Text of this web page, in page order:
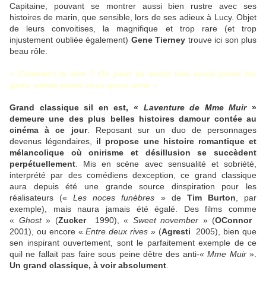
Capitaine, pouvant se montrer aussi bien rustre avec ses
histoires de marin, que sensible, lors de ses adieux à Lucy. Objet
de leurs convoitises, la magnifique et trop rare (et trop
injustement oubliée également) Gene Tierney trouve ici son plus
beau rôle.
« Comment te dire ? On peut se sentir très seule parmi les
gens, même parmi ceux quon aime »
Grand classique sil en est, « Laventure de Mme Muir»
demeure une des plus belles histoires damour contée au
cinéma à ce jour. Reposant sur un duo de personnages
devenus légendaires, il propose une histoire romantique et
mélancolique où onirisme et désillusion se succèdent
perpétuellement . Mis en scène avec sensualité et sobriété,
interprété par des comédiens dexception, ce grand classique
aura depuis été une grande source dinspiration pour les
réalisateurs («Les noces funèbres » de Tim Burton , par
exemple), mais naura jamais été égalé. Des films comme
« Ghost» (Zucker 1990), « Sweet november » (OConnor
2001), ou encore «Entre deux rives » (Agresti  2005), bien que
sen inspirant ouvertement, sont le parfaitement exemple de ce
quil ne fallait pas faire sous peine dêtre des anti-«Mme Muir».
Un grand classique, à voir absolument